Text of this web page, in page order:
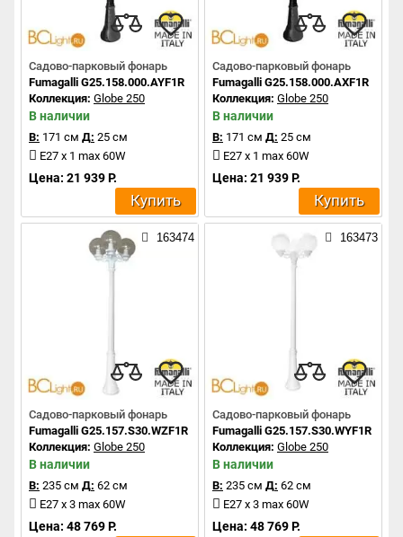
Садово-парковый фонарь
Fumagalli G25.158.000.AYF1R
Коллекция: Globe 250
В наличии
В: 171 см Д: 25 см
E27 x 1 max 60W
Цена: 21 939 Р.
Купить
Садово-парковый фонарь
Fumagalli G25.158.000.AXF1R
Коллекция: Globe 250
В наличии
В: 171 см Д: 25 см
E27 x 1 max 60W
Цена: 21 939 Р.
Купить
163474
Садово-парковый фонарь
Fumagalli G25.157.S30.WZF1R
Коллекция: Globe 250
В наличии
В: 235 см Д: 62 см
E27 x 3 max 60W
Цена: 48 769 Р.
163473
Садово-парковый фонарь
Fumagalli G25.157.S30.WYF1R
Коллекция: Globe 250
В наличии
В: 235 см Д: 62 см
E27 x 3 max 60W
Цена: 48 769 Р.